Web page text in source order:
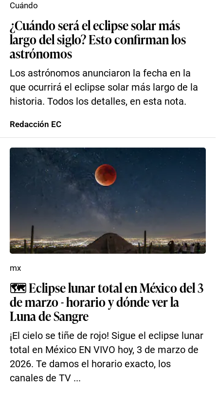
¿Cuándo será el eclipse solar más
largo del siglo? Esto confirman los
astrónomos
Los astrónomos anunciaron la fecha en la
que ocurrirá el eclipse solar más largo de la
historia. Todos los detalles, en esta nota.
Cuándo
Redacción EC
🗺️ Eclipse lunar total en México del 3
de marzo - horario y dónde ver la
Luna de Sangre
¡El cielo se tiñe de rojo! Sigue el eclipse lunar
total en México EN VIVO hoy, 3 de marzo de
2026. Te damos el horario exacto, los
canales de TV ...
mx